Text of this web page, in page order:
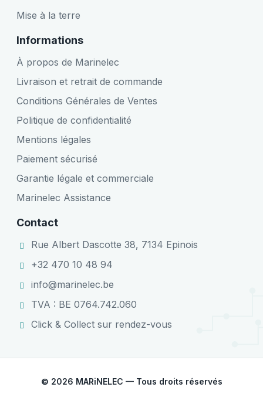
Mise à la terre
Informations
À propos de Marinelec
Livraison et retrait de commande
Conditions Générales de Ventes
Politique de confidentialité
Mentions légales
Paiement sécurisé
Garantie légale et commerciale
Marinelec Assistance
Contact
Rue Albert Dascotte 38, 7134 Epinois
+32 470 10 48 94
info@marinelec.be
TVA : BE 0764.742.060
Click & Collect sur rendez-vous
© 2026 MARiNELEC — Tous droits réservés